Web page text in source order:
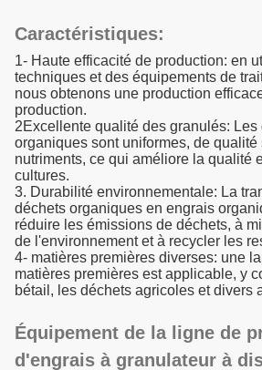
Caractéristiques:
1- Haute efficacité de production: en
techniques et des équipements de
nous obtenons une production
production.
2Excellente qualité des granulés:
organiques sont uniformes, de qualité
nutriments, ce qui améliore la qualité
cultures.
3. Durabilité environnementale: La
déchets organiques en engrais
réduire les émissions de déchets, à
de l'environnement et à recycler les
4- matières premières diverses: une
matières premières est applicable, y
bétail, les déchets agricoles et divers
Équipement de la ligne de
d'engrais à granulateur à